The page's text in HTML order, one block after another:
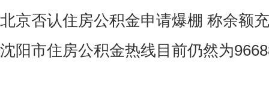
北京否认住房公积金申请爆棚 称余额
沈阳市住房公积金热线目前仍然为